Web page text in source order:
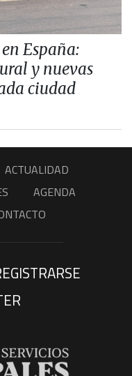
España:
y nuevas
ciudad
ACTUALIDAD
AGENDA